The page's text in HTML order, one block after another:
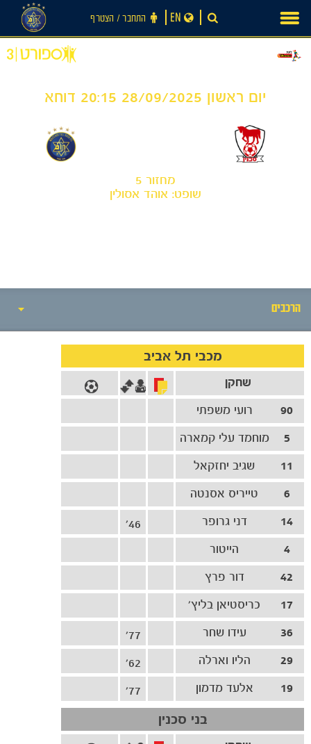
content
התחבר ‪/‬ הצטרף EN
יום ראשון 28/09/2025 20:15 דוחא
-
מחזור 5
שופט: אוהד אסולין
הרכבים
סיקור המשחק
הרכבים
גלריה
מכבי תל אביב
שחקן
90
רועי משפתי
5
מוחמד עלי קמארה
11
שגיב יחזקאל
6
טייריס אסנטה
14
דני גרופר
46'
4
הייטור
42
דור פרץ
17
כריסטיאן בליץ'
36
עידו שחר
77'
29
הליו וארלה
62'
19
אלעד מדמון 77'
בני סכנין